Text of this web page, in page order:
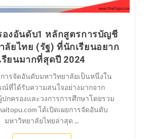
องอันดับ1 หลักสูตรการบัญชี
ลัยไทย (รัฐ) ที่นักเรียนอยาก
รียนมากที่สุดปี 2024
ารจัดอันดับมหาวิทยาลัยเป็นหนึ่งใน
ณ์ที่ได้รับความสนใจอย่างมากจาก
กครองและวงการการศึกษาโดยรวม
ได้เปิดเผยการจัดอันดับ
มหาวิทยาลัยไทยล่าสุด ...